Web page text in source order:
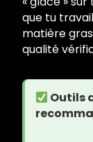
que tu
matière
qualité
Outils